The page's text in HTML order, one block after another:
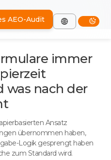
AEO-Audit
immer
nach der
Ansatz
übernommen haben,
Logik gesprengt haben
zum Standard wird.